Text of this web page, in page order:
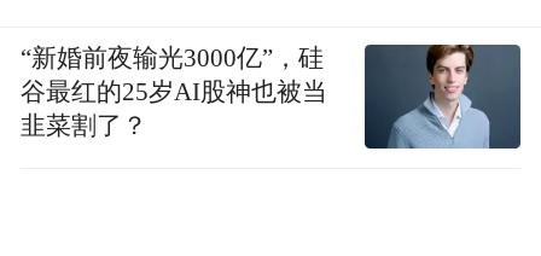
“新婚前夜输光3000亿”，硅
谷最红的25岁AI股神也被当
韭菜割了？